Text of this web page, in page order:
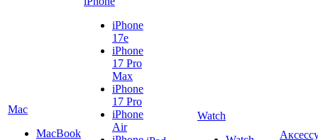
Mac
MacBook
iPhone
17e
iPhone
17 Pro
Max
iPhone
17 Pro
iPhone
Air
Watch